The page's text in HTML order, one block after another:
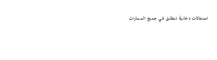
استغاثات دخانية تنطلق في جميع المسارات